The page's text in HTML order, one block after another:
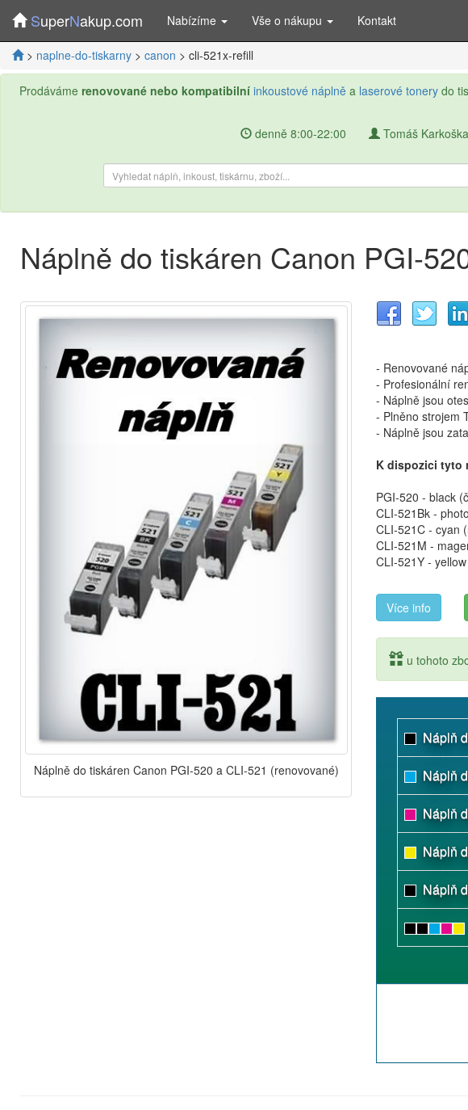
SuperNakup.com Nabízíme Vše o nákupu Kontakt
> naplne-do-tiskarny > canon > cli-521x-refill
Prodáváme renovované nebo kompatibilní inkoustové náplně a laserové tonery do
denně 8:00-22:00
Tomáš Karkoška
Náplně do tiskáren Canon PGI-
Náplně do tiskáren Canon PGI-520 a CLI-521 (renovované)
- Renovované
- Profesionální
- Náplně jsou
- Plněno strojem
- Náplně jsou
K dispozici tyto
PGI-520 - black
CLI-521Bk -
CLI-521C - cyan
CLI-521M -
CLI-521Y -
Více info
u tohoto
Náplň
Náplň
Náplň
Náplň
Náplň